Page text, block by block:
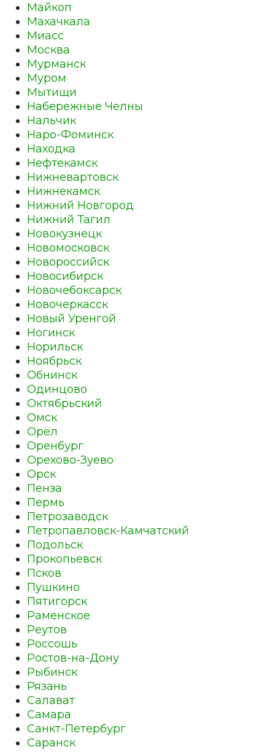
Майкоп
Махачкала
Миасс
Москва
Мурманск
Муром
Мытищи
Набережные Челны
Нальчик
Наро-Фоминск
Находка
Нефтекамск
Нижневартовск
Нижнекамск
Нижний Новгород
Нижний Тагил
Новокузнецк
Новомосковск
Новороссийск
Новосибирск
Новочебоксарск
Новочеркасск
Новый Уренгой
Ногинск
Норильск
Ноябрьск
Обнинск
Одинцово
Октябрьский
Омск
Орёл
Оренбург
Орехово-Зуево
Орск
Пенза
Пермь
Петрозаводск
Петропавловск-Камчатский
Подольск
Прокопьевск
Псков
Пушкино
Пятигорск
Раменское
Реутов
Россошь
Ростов-на-Дону
Рыбинск
Рязань
Салават
Самара
Санкт-Петербург
Саранск